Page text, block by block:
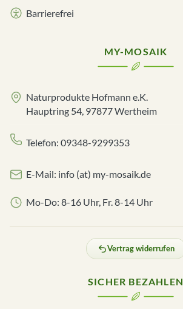
Barrierefrei
MY-MOSAIK
Naturprodukte Hofmann e.K.
Hauptring 54, 97877 Wertheim
Telefon: 09348-9299353
E-Mail: info (at) my-mosaik.de
Mo-Do: 8-16 Uhr, Fr. 8-14 Uhr
Vertrag widerrufen
SICHER BEZAHLEN